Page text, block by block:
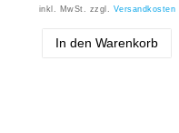
inkl. MwSt. zzgl. Versandkosten
In den Warenkorb